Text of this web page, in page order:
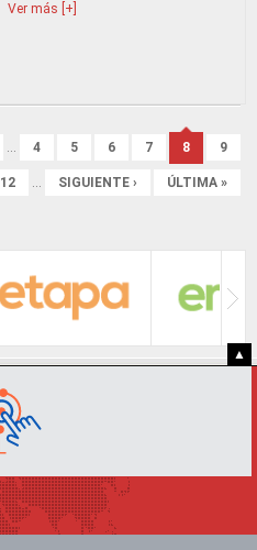
Ver más [+]
… 4 5 6 7 8 9
12 … SIGUIENTE › ÚLTIMA »
▲